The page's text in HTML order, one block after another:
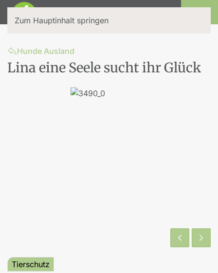
Zum Hauptinhalt springen
Hunde Ausland
Lina eine Seele sucht ihr Glück
Tierschutz